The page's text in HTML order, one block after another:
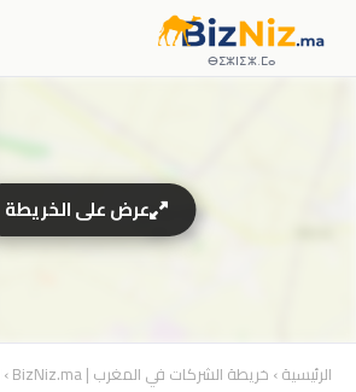
ⴱⵉⵣⵏⵉⵣ.ⵎⴰ
الرئيسية› خريطة الشركات في المغرب | BizNiz.ma ›
عرض على الخريطة